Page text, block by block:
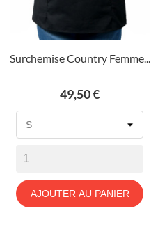
Surchemise Country Femme...
Prix
49,50 €
AJOUTER AU PANIER